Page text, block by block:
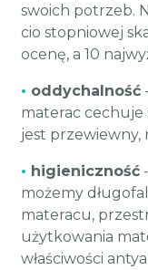
swoich potrzeb.
cio stopniowej
ocenę, a 10
• oddychalność
materac cechuje
jest przewiewny,
• higieniczność
możemy
materacu,
użytkowania
właściwości